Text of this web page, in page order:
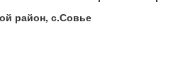
район, с.Совье